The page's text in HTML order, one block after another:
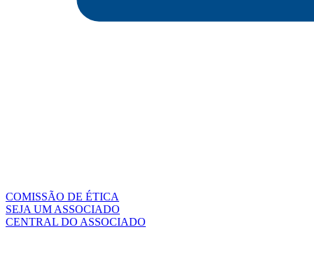
COMISSÃO DE ÉTICA
SEJA UM ASSOCIADO
CENTRAL DO ASSOCIADO